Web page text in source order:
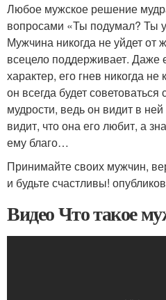
Любое мужское решение
вопросами «Ты подумал? Ты
Мужчина никогда не уйдет от
всецело поддерживает. Даже
характер, его гнев никогда
он всегда будет
мудрости, ведь он видит в
видит, что она его любит, а
ему благо…
Принимайте своих мужчин,
и будьте счастливы!
Видео Что такое